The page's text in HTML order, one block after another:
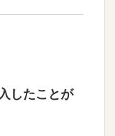
したことが